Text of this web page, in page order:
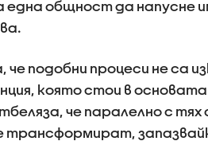
една общност да напусне
подобни процеси не са
която стои в
че паралелно с